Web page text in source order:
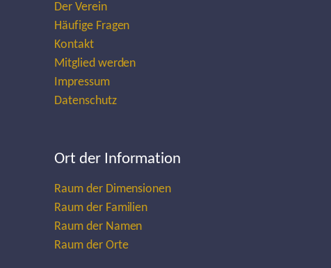
Der Verein
Häufige Fragen
Kontakt
Mitglied werden
Impressum
Datenschutz
Ort der Information
Raum der Dimensionen
Raum der Familien
Raum der Namen
Raum der Orte